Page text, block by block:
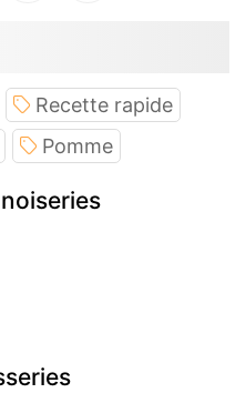
Recette rapide
Pomme